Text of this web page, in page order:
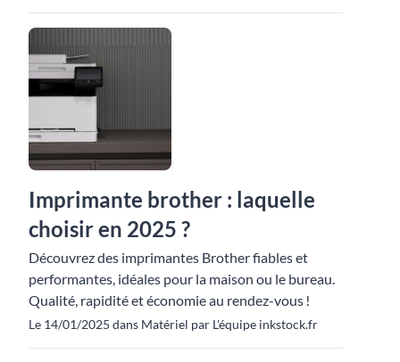
Imprimante brother : laquelle
choisir en 2025 ?
Découvrez des imprimantes Brother fiables et
performantes, idéales pour la maison ou le bureau.
Qualité, rapidité et économie au rendez-vous !
Le 14/01/2025 dans Matériel par L'équipe inkstock.fr